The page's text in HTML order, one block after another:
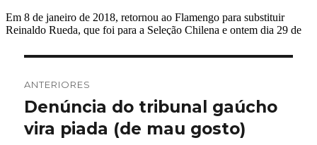
de
Post
ANTERIORES
Post
anterior:
Denúncia do tribunal gaúcho
vira piada (de mau gosto)